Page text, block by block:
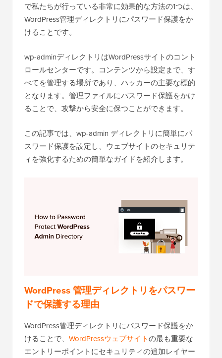
で私たちが行っている非常に効果的な方法の1つは、
WordPress管理ディレクトリにパスワード保護をか
けることです。
wp-adminディレクトリはWordPressサイトのコント
ロールセンターです。コンテンツから設定まで、す
べてを管理する場所であり、ハッカーの主要な標的
となります。管理ファイルにパスワード保護をかけ
ることで、攻撃から安全に保つことができます。
この記事では、wp-admin ディレクトリに簡単にパ
スワード保護を設定し、ウェブサイトのセキュリテ
ィを強化するための簡単なガイドを紹介します。
WordPress 管理ディレクトリをパスワー
ドで保護する理由
WordPress管理ディレクトリにパスワード保護をか
けることで、 WordPressウェブサイトの最も重要な
エントリーポイントにセキュリティの追加レイヤー